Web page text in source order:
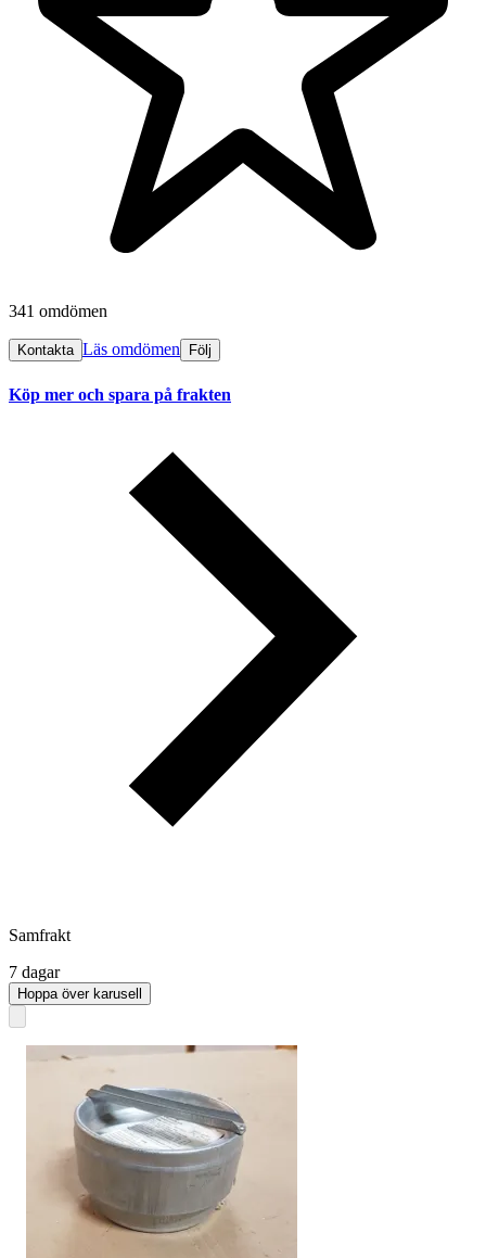
341 omdömen
Kontakta Läs omdömen Följ
Köp mer och spara på frakten
Samfrakt
7 dagar
Hoppa över karusell